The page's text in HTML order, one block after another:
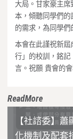
大局。甘家豪主
本，傾聽同學們的
的需求，為同學們
本會在此謹祝新屆
行」的校訓，銘記
言。祝願 貴會的
ReadMore
【社諮委】
化機制及配套